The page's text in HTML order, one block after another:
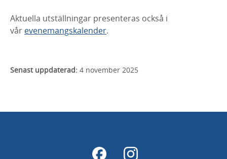
Aktuella utställningar presenteras också i
vår evenemangskalender.
Senast uppdaterad: 4 november 2025